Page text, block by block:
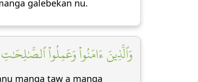
galebekan nu.
وَٱلَّذِينَ ءَامَنُواْ وَعَمِلُواْ
manga taw a manga